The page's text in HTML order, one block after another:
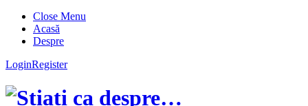
Close Menu
Acasă
Despre
LoginRegister